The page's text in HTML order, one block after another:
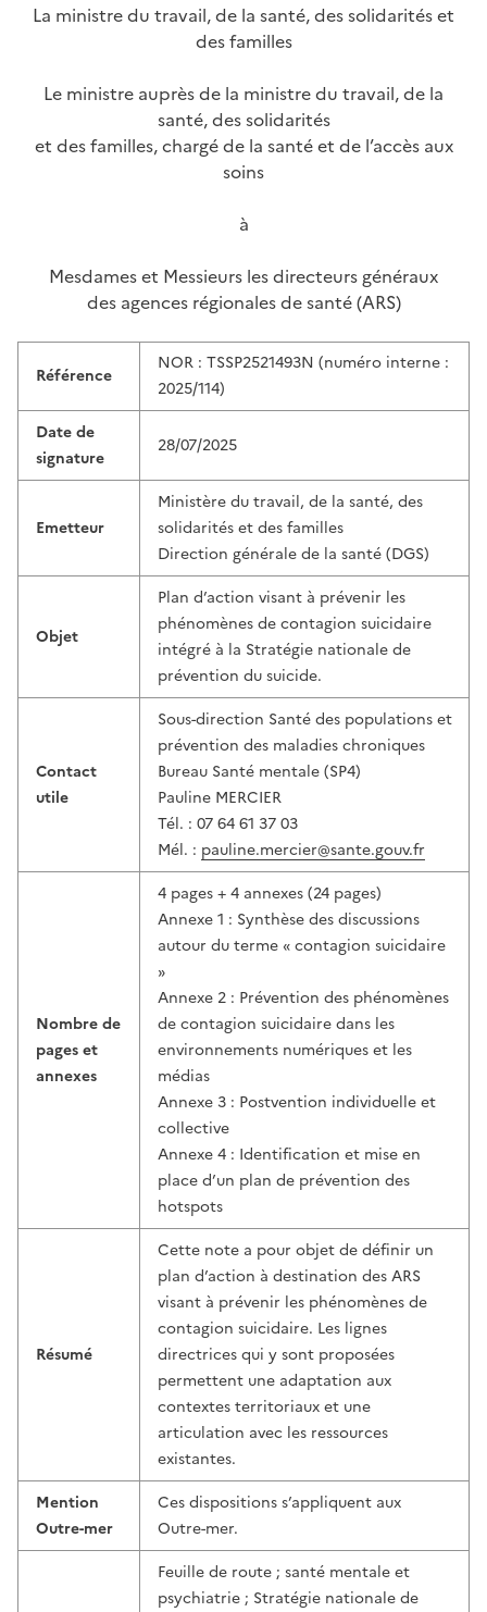
La ministre du travail, de la santé, des solidarités et
des familles
Le ministre auprès de la ministre du travail, de la
santé, des solidarités
et des familles, chargé de la santé et de l’accès aux
soins
à
Mesdames et Messieurs les directeurs généraux
des agences régionales de santé (ARS)
Référence
NOR : TSSP2521493N (numéro interne :
2025/114)
Date de
signature
28/07/2025
Emetteur
Ministère du travail, de la santé, des
solidarités et des familles
Direction générale de la santé (DGS)
Objet
Plan d’action visant à prévenir les
phénomènes de contagion suicidaire
intégré à la Stratégie nationale de
prévention du suicide.
Contact
utile
Sous-direction Santé des populations et
prévention des maladies chroniques
Bureau Santé mentale (SP4)
Pauline MERCIER
Tél. : 07 64 61 37 03
Mél. : pauline.mercier@sante.gouv.fr
Nombre de
pages et
annexes
4 pages + 4 annexes (24 pages)
Annexe 1 : Synthèse des discussions
autour du terme « contagion suicidaire
»
Annexe 2 : Prévention des phénomènes
de contagion suicidaire dans les
environnements numériques et les
médias
Annexe 3 : Postvention individuelle et
collective
Annexe 4 : Identification et mise en
place d’un plan de prévention des
hotspots
Résumé
Cette note a pour objet de définir un
plan d’action à destination des ARS
visant à prévenir les phénomènes de
contagion suicidaire. Les lignes
directrices qui y sont proposées
permettent une adaptation aux
contextes territoriaux et une
articulation avec les ressources
existantes.
Mention
Outre-mer
Ces dispositions s’appliquent aux
Outre-mer.
Feuille de route ; santé mentale et
psychiatrie ; Stratégie nationale de